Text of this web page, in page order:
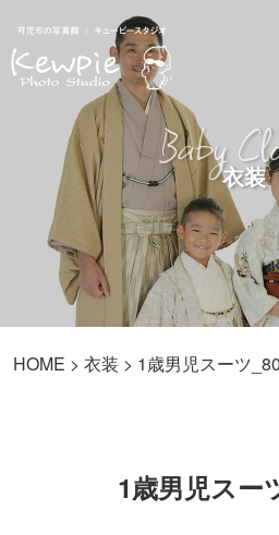
Baby衣装
HOME > 衣装 > 1歳男児スーツ
1歳男児スー